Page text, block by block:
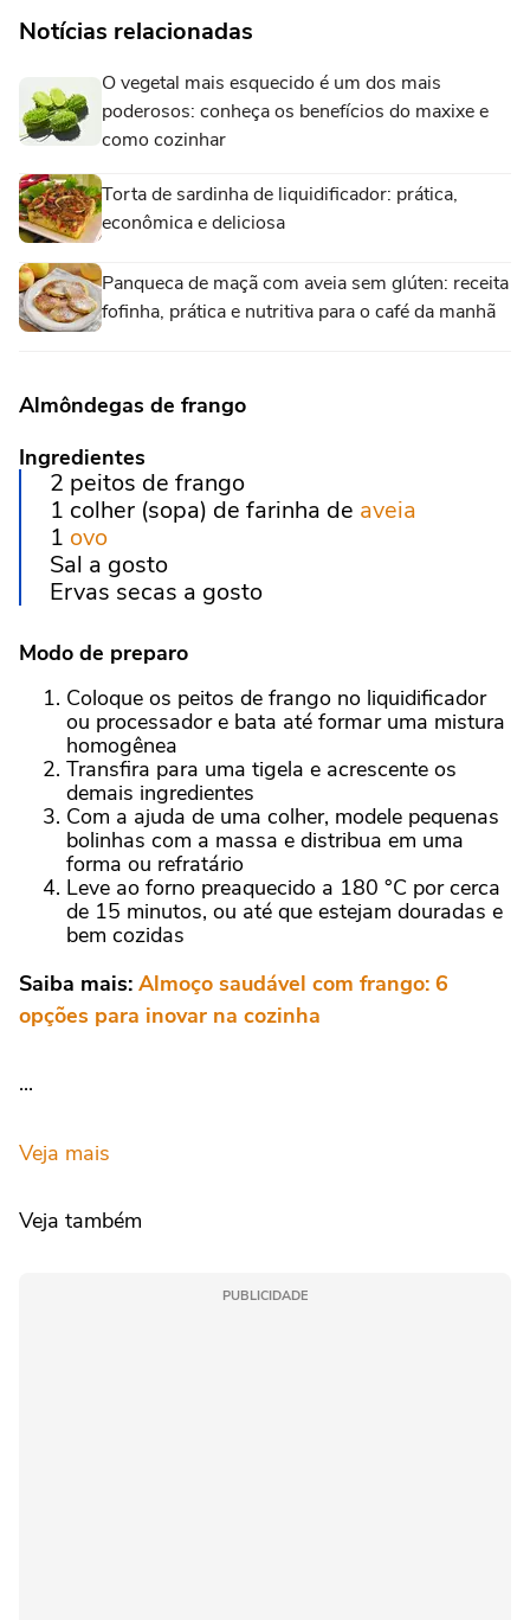
Notícias relacionadas
O vegetal mais esquecido é um dos mais
poderosos: conheça os benefícios do maxixe e
como cozinhar
Torta de sardinha de liquidificador: prática,
econômica e deliciosa
Panqueca de maçã com aveia sem glúten: receita
fofinha, prática e nutritiva para o café da manhã
Almôndegas de frango
Ingredientes
2 peitos de frango
1 colher (sopa) de farinha de aveia
1 ovo
Sal a gosto
Ervas secas a gosto
Modo de preparo
Coloque os peitos de frango no liquidificador
ou processador e bata até formar uma mistura
homogênea
Transfira para uma tigela e acrescente os
demais ingredientes
Com a ajuda de uma colher, modele pequenas
bolinhas com a massa e distribua em uma
forma ou refratário
Leve ao forno preaquecido a 180 °C por cerca
de 15 minutos, ou até que estejam douradas e
bem cozidas
Saiba mais: Almoço saudável com frango: 6
opções para inovar na cozinha
...
Veja mais
Veja também
PUBLICIDADE